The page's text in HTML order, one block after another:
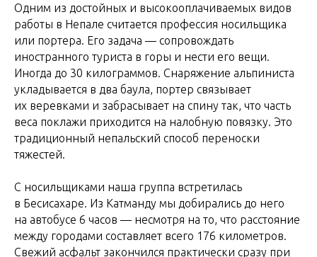
Одним из достойных и высокооплачиваемых видов
работы в Непале считается профессия носильщика
или портера. Его задача — сопровождать
иностранного туриста в горы и нести его вещи.
Иногда до 30 килограммов. Снаряжение альпиниста
укладывается в два баула, портер связывает
их веревками и забрасывает на спину так, что часть
веса поклажи приходится на налобную повязку. Это
традиционный непальский способ переноски
тяжестей.
С носильщиками наша группа встретилась
в Бесисахаре. Из Катманду мы добирались до него
на автобусе 6 часов — несмотря на то, что расстояние
между городами составляет всего 176 километров.
Свежий асфальт закончился практически сразу при